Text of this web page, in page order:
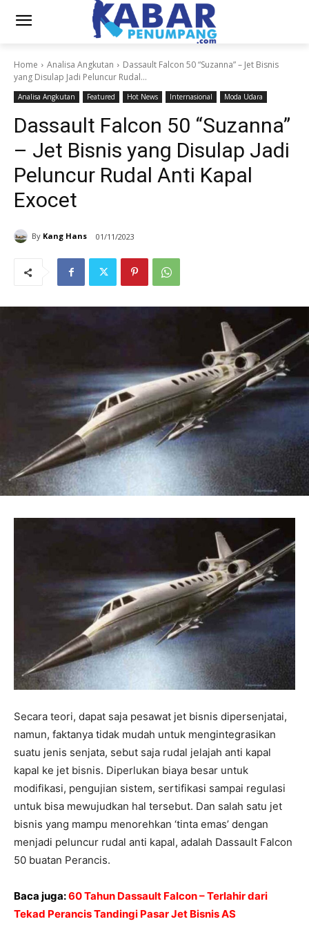
Home Analisa Angkutan
Dassault Falcon 50 “Suzanna” – Jet Bisnis
yang Disulap Jadi Peluncur Rudal...
Analisa Angkutan Featured Hot News Internasional Moda Udara
Dassault Falcon 50 “Suzanna”
– Jet Bisnis yang Disulap Jadi
Peluncur Rudal Anti Kapal
Exocet
By Kang Hans 01/11/2023
Secara teori, dapat saja pesawat jet bisnis dipersenjatai,
namun, faktanya tidak mudah untuk mengintegrasikan
suatu jenis senjata, sebut saja rudal jelajah anti kapal
kapal ke jet bisnis. Diperlukan biaya besar untuk
modifikasi, pengujian sistem, sertifikasi sampai regulasi
untuk bisa mewujudkan hal tersebut. Dan salah satu jet
bisnis yang mampu menorehkan ‘tinta emas’ dengan
menjadi peluncur rudal anti kapal, adalah Dassault Falcon
50 buatan Perancis.
Baca juga:60 Tahun Dassault Falcon – Terlahir dari
Tekad Perancis Tandingi Pasar Jet Bisnis AS